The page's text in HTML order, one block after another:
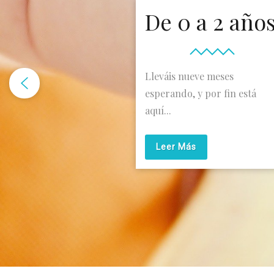
De 0 a 2
Lleváis nueve meses
esperando, y por fin está
aquí...
Leer Más